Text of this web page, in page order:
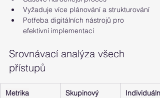
Vyžaduje více plánování a strukturování
Potřeba digitálních nástrojů pro
efektivní implementaci
Srovnávací analýza všech
přístupů
Metrika Skupinový Individuální